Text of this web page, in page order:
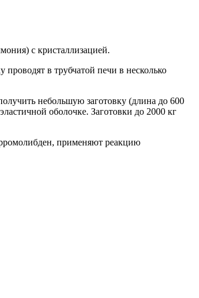
с кристаллизацией.
в трубчатой печи в несколько
небольшую заготовку (длина до 600
оболочке. Заготовки до 2000 кг
применяют реакцию